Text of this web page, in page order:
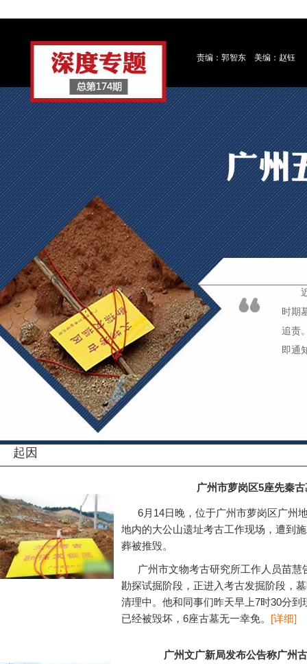
责编：郭智东 美编：赵钰
时期
追责
即通
起因
广州市萝岗区5座先秦
6月14日晚，位于广州市萝岗区广州
地内的大公山遗址考古工作现场，遭到
葬被推毁。
广州市文物考古研究所工作人员苗
勘探试掘阶段，正进入考古发掘阶段，
清理中。他和同事们昨天早上7时30分
已经被毁坏，6座古墓无一幸免。 [详细]
广州文广新局发布公告称广州